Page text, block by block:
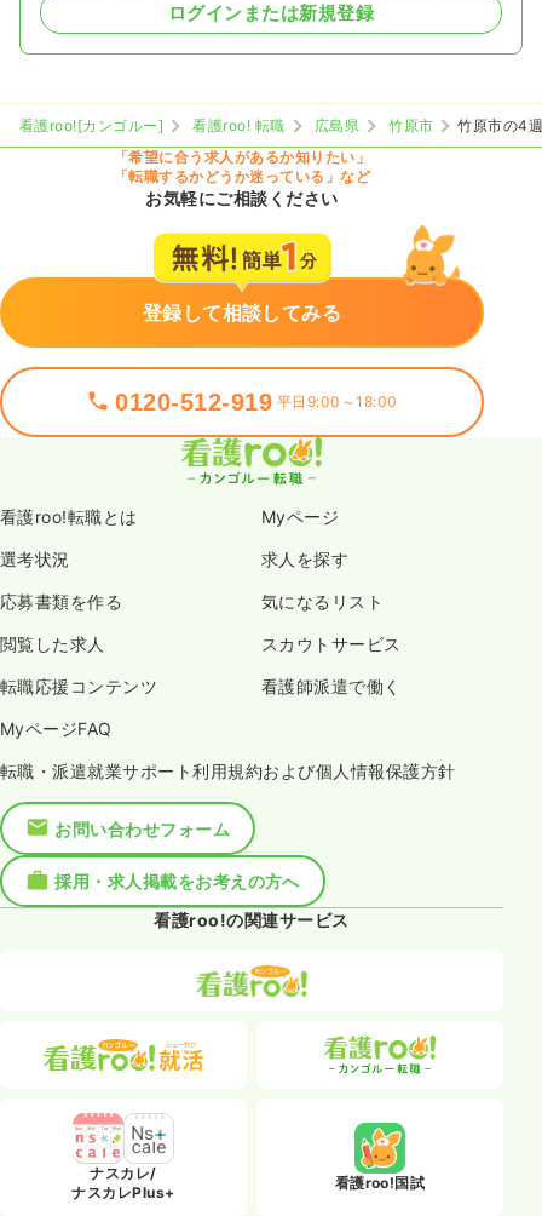
ログインまたは新規登録
看護roo![カンゴルー] 看護roo! 転職 広島県 竹原市
竹原市の4
「希望に合う求人があるか知りたい」
「転職するかどうか迷っている」など
お気軽にご相談ください
登録して相談してみる
0120-512-919 平日9:00～18:00
看護roo!転職とは Myページ
選考状況 求人を探す
応募書類を作る 気になるリスト
閲覧した求人 スカウトサービス
転職応援コンテンツ 看護師派遣で働く
MyページFAQ
転職・派遣就業サポート利用規約および個人情報保護方針
お問い合わせフォーム
採用・求人掲載をお考えの方へ
看護roo!の関連サービス
ナスカレ/
ナスカレPlus+
看護roo!国試